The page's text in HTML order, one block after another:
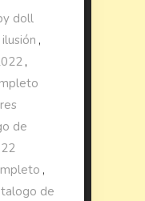
doll
,
,
de
,
de